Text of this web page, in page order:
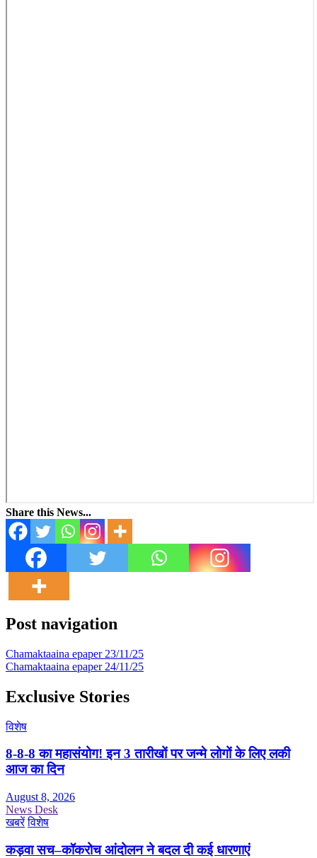
Share this News...
Post navigation
Chamaktaaina epaper 23/11/25
Chamaktaaina epaper 24/11/25
Exclusive Stories
विशेष
8-8-8 का महासंयोग! इन 3 तारीखों पर जन्मे लोगों के लिए लकी
आज का दिन
August 8, 2026
News Desk
खबरें विशेष
कड़वा सच–कॉकरोच आंदोलन ने बदल दी कई धारणाएं